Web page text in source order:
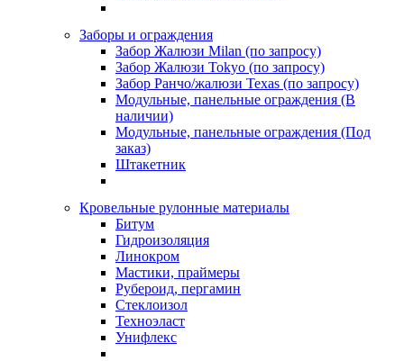
Заборы и ограждения
Забор Жалюзи Milan (по запросу)
Забор Жалюзи Tokyo (по запросу)
Забор Ранчо/жалюзи Texas (по запросу)
Модульные, панельные ограждения (В
наличии)
Модульные, панельные ограждения (Под
заказ)
Штакетник
Кровельные рулонные материалы
Битум
Гидроизоляция
Линокром
Мастики, праймеры
Рубероид, пергамин
Стеклоизол
Техноэласт
Унифлекс